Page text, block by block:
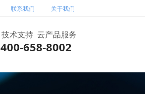
联系我们 关于我们
400-658-8002
技术支持 云产品服务